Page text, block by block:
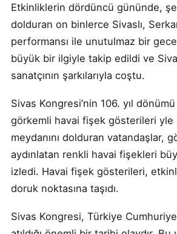
Etkinliklerin dördüncü gününde,
dolduran on binlerce Sivaslı,
performansı ile unutulmaz bir
büyük bir ilgiyle takip edildi ve
sanatçının şarkılarıyla coştu.
Sivas Kongresi’nin 106. yıl
görkemli havai fişek gösterileri yle
meydanını dolduran vatandaşlar,
aydınlatan renkli havai fişekleri
izledi. Havai fişek gösterileri,
doruk noktasına taşıdı.
Sivas Kongresi, Türkiye